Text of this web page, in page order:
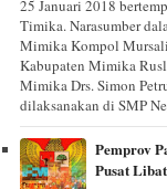
25 Januari 2018
Timika. Narasumber
Mimika Kompol
Kabupaten Mimika
Mimika Drs. Simon
dilaksanakan di SMP
Pemprov
Pusat